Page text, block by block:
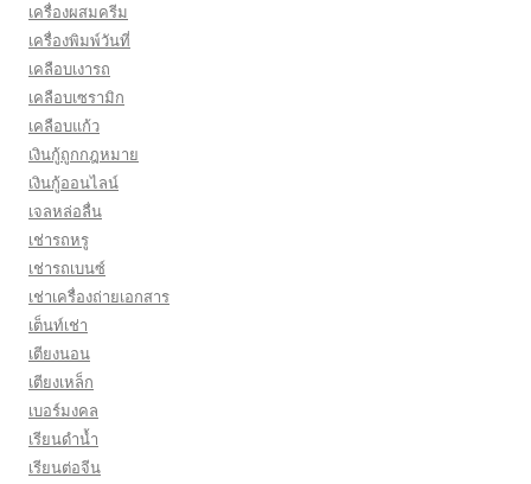
เครื่องผสมครีม
เครื่องพิมพ์วันที่
เคลือบเงารถ
เคลือบเซรามิก
เคลือบแก้ว
เงินกู้ถูกกฎหมาย
เงินกู้ออนไลน์
เจลหล่อลื่น
เช่ารถหรู
เช่ารถเบนซ์
เช่าเครื่องถ่ายเอกสาร
เต็นท์เช่า
เตียงนอน
เตียงเหล็ก
เบอร์มงคล
เรียนดำน้ำ
เรียนต่อจีน